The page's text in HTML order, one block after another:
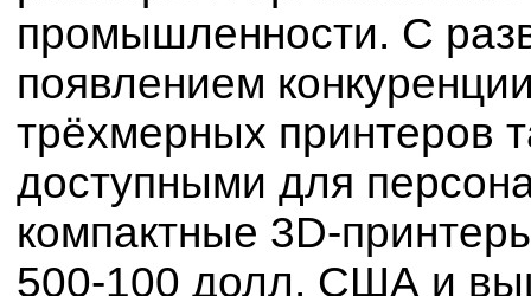
промышленности. С
появлением
трёхмерных принтеров
доступными для
компактные 3D-
500-100 долл. США и